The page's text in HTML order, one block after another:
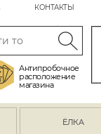
КОНТАКТЫ
Антипробочное
расположение
магазина
ЁЛКА